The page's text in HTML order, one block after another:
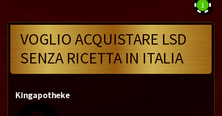
1
VOGLIO ACQUISTARE LSD
SENZA RICETTA IN ITALIA
Kingapotheke